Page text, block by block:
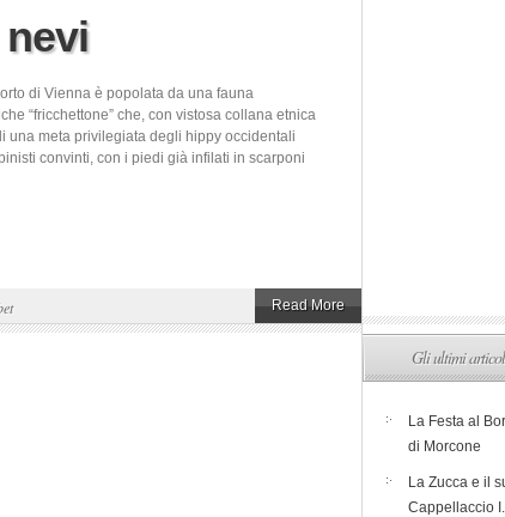
di Vienna è popolata da una fauna
“fricchettone” che, con vistosa collana etnica
una meta privilegiata degli hippy occidentali
convinti, con i piedi già infilati in scarponi
Read More
Gli ultimi
La Festa al
di Morcone
La Zucca e il
Cappellaccio